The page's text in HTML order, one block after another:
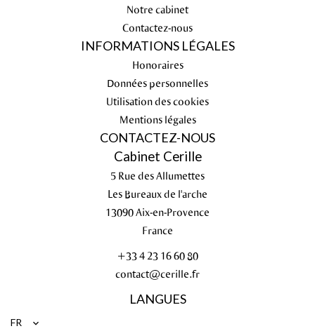
Notre cabinet
Contactez-nous
INFORMATIONS LÉGALES
Honoraires
Données personnelles
Utilisation des cookies
Mentions légales
CONTACTEZ-NOUS
Cabinet Cerille
5 Rue des Allumettes
Les Bureaux de l'arche
13090Aix-en-Provence
France
+33 4 23 16 60 80
contact@cerille.fr
LANGUES
FR